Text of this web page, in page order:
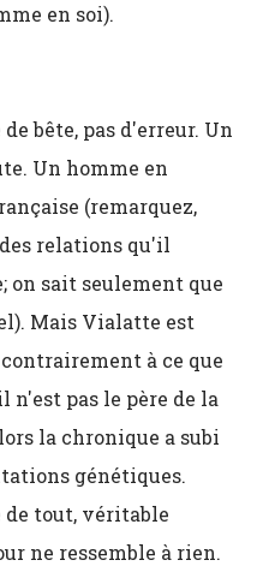
en soi).
bête, pas d'erreur. Un
Un homme en
(remarquez,
relations qu'il
on sait seulement que
Mais Vialatte est
à ce que
n'est pas le père de la
la chronique a subi
génétiques.
tout, véritable
ne ressemble à rien.